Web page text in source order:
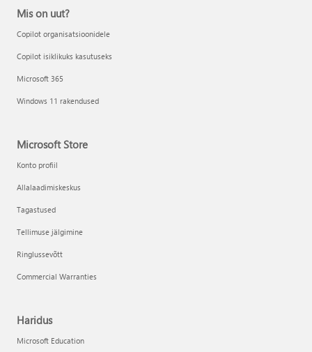
Mis on uut?
Copilot organisatsioonidele
Copilot isiklikuks kasutuseks
Microsoft 365
Windows 11 rakendused
Microsoft Store
Konto profiil
Allalaadimiskeskus
Tagastused
Tellimuse jälgimine
Ringlussevõtt
Commercial Warranties
Haridus
Microsoft Education